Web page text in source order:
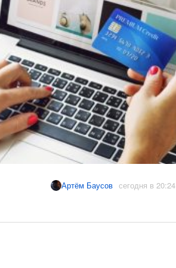
Артём Баусов сегодня в 20:24